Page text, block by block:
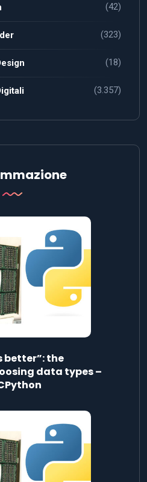
(42)
(323)
(18)
(3.357)
better”: the
data types –